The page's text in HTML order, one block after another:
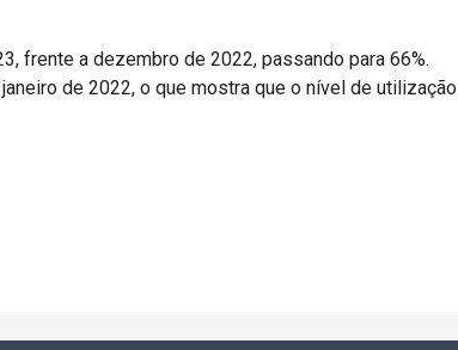
frente a dezembro de 2022, passando para 66%.
de 2022, o que mostra que o nível de utilização